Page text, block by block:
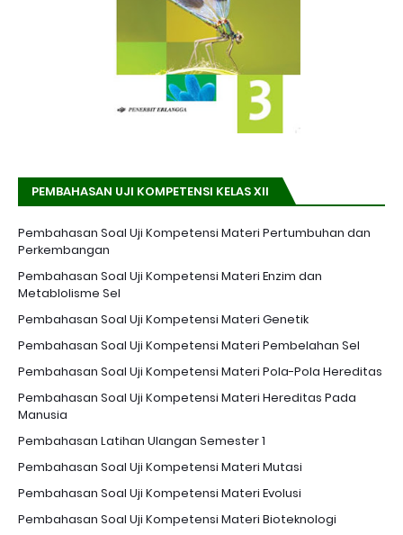
PEMBAHASAN UJI KOMPETENSI KELAS XII
Pembahasan Soal Uji Kompetensi Materi Pertumbuhan dan
Perkembangan
Pembahasan Soal Uji Kompetensi Materi Enzim dan
Metablolisme Sel
Pembahasan Soal Uji Kompetensi Materi Genetik
Pembahasan Soal Uji Kompetensi Materi Pembelahan Sel
Pembahasan Soal Uji Kompetensi Materi Pola-Pola Hereditas
Pembahasan Soal Uji Kompetensi Materi Hereditas Pada
Manusia
Pembahasan Latihan Ulangan Semester 1
Pembahasan Soal Uji Kompetensi Materi Mutasi
Pembahasan Soal Uji Kompetensi Materi Evolusi
Pembahasan Soal Uji Kompetensi Materi Bioteknologi